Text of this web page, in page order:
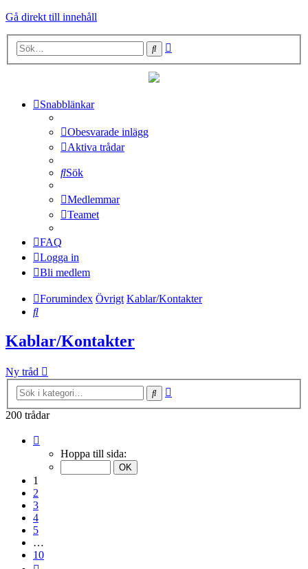
Gå direkt till innehåll
Sök
Snabblänkar
Obesvarade inlägg
Aktiva trådar
Sök
Medlemmar
Teamet
FAQ
Logga in
Bli medlem
Forumindex Övrigt Kablar/Kontakter
Sök
Kablar/Kontakter
Ny tråd
Sök
200 trådar
Hoppa till sida:
1
2
3
4
5
…
10